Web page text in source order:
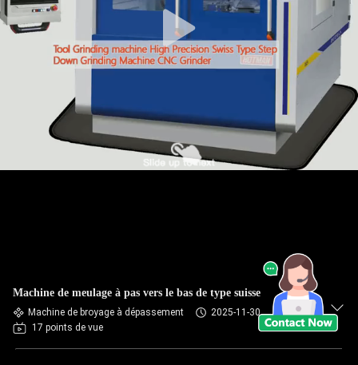
Machine de meulage à pas vers le bas de type suisse
Machine de broyage à dépassement
2025-11-30
17 points de vue